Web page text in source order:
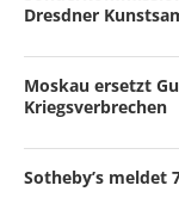
Dresdner
Moskau ersetzt
Kriegsverbrechen
Sotheby’s meldet